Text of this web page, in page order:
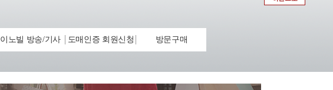
이노빌 방송/기사 도매인증 회원신청 방문구매